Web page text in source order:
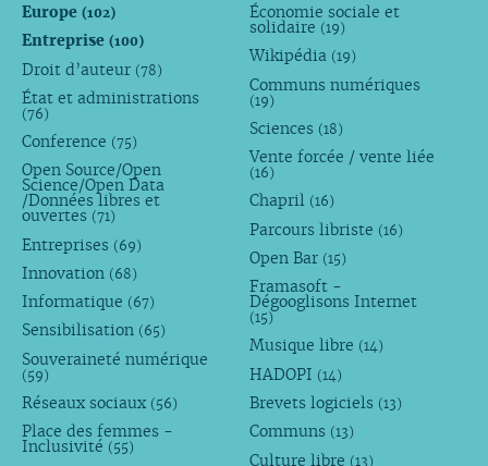
Europe (102)
Entreprise (100)
Droit d’auteur (78)
État et administrations
(76)
Conference (75)
Open Source/Open
Science/Open Data
/Données libres et
ouvertes (71)
Entreprises (69)
Innovation (68)
Informatique (67)
Sensibilisation (65)
Souveraineté numérique
(59)
Réseaux sociaux (56)
Place des femmes -
Inclusivité (55)
Économie sociale et
solidaire (19)
Wikipédia (19)
Communs numériques
(19)
Sciences (18)
Vente forcée / vente liée
(16)
Chapril (16)
Parcours libriste (16)
Open Bar (15)
Framasoft -
Dégooglisons Internet
(15)
Musique libre (14)
HADOPI (14)
Brevets logiciels (13)
Communs (13)
Culture libre (13)